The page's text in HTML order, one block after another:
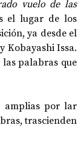
vuelo de las
el lugar de los
ya desde el
Kobayashi Issa.
palabras que
amplias por lar
trascienden